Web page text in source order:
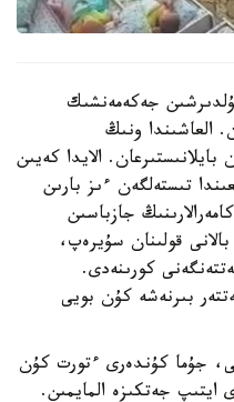
جەكەمەنشىك
العاشىندا ونىڭ
الايدا كەيىن
تىستەلگەن ءىز بارىن
جازباسىن
قولىنان سۇيرەپ،
كورىنەدى.
بىرنەشە كۇن بويى
جۇما كۇندەرى ءتورت كۇن
ايتىپ جەتكىزە المايمىن.